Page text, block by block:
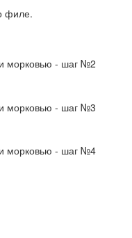
филе.